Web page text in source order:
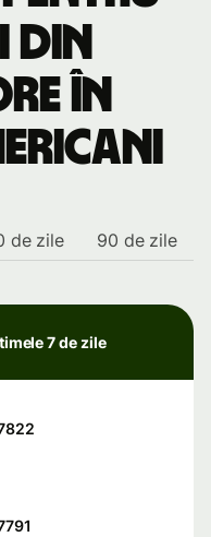
din
în
de zile 90 de zile
7 de zile